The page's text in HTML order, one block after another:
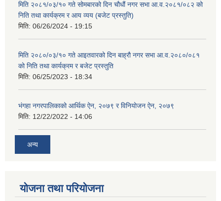
मिति २०८१/०३/१० गते सोमबारको दिन चौधौं नगर सभा आ.व.२०८१/०८२ को
निति तथा कार्यक्रम र आय व्यय (बजेट प्रस्तुति)
मिति: 06/26/2024 - 19:15
मिति २०८०/०३/१० गते आइतवारको दिन बाह्रौ नगर सभा आ.व.२०८०/०८१
को निति तथा कार्यक्रम र बजेट प्रस्तुति
मिति: 06/25/2023 - 18:34
भंगहा नगरपालिकाको आर्थिक ऐन, २०७९ र विनियोजन ऐन, २०७९
मिति: 12/22/2022 - 14:06
अन्य
योजना तथा परियोजना